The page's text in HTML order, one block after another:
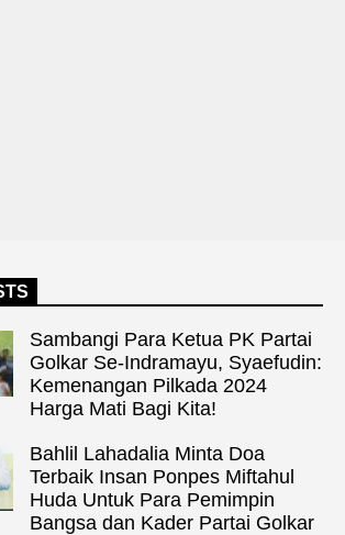
Sambangi Para Ketua PK Partai
Golkar Se-Indramayu, Syaefudin:
Kemenangan Pilkada 2024
Harga Mati Bagi Kita!
Bahlil Lahadalia Minta Doa
Terbaik Insan Ponpes Miftahul
Huda Untuk Para Pemimpin
Bangsa dan Kader Partai Golkar